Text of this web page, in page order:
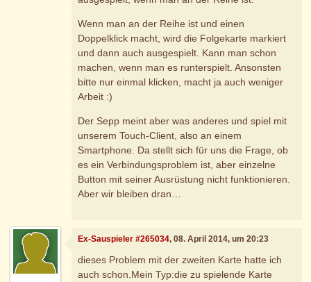
Wenn man an der Reihe ist und einen
Doppelklick macht, wird die Folgekarte markiert
und dann auch ausgespielt. Kann man schon
machen, wenn man es runterspielt. Ansonsten
bitte nur einmal klicken, macht ja auch weniger
Arbeit :)
Der Sepp meint aber was anderes und spiel mit
unserem Touch-Client, also an einem
Smartphone. Da stellt sich für uns die Frage, ob
es ein Verbindungsproblem ist, aber einzelne
Button mit seiner Ausrüstung nicht funktionieren.
Aber wir bleiben dran…
Ex-Sauspieler #265034, 08. April 2014, um 20:23
dieses Problem mit der zweiten Karte hatte ich
auch schon.Mein Typ:die zu spielende Karte